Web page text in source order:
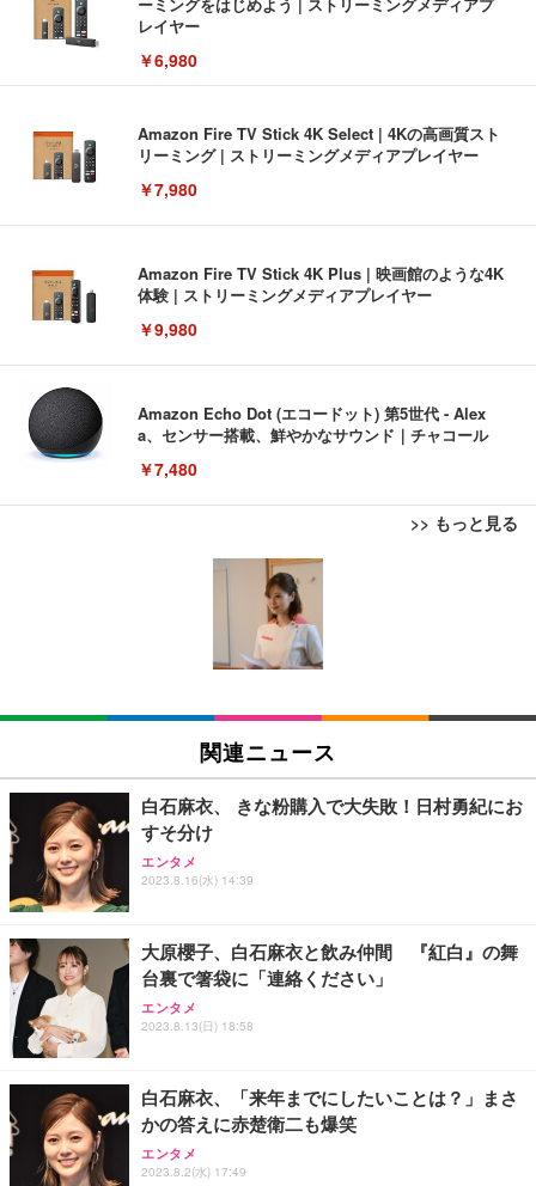
レイヤー
￥6,980
Amazon Fire TV Stick 4K Select | 4Kの高画質スト
リーミング | ストリーミングメディアプレイヤー
￥7,980
Amazon Fire TV Stick 4K Plus | 映画館のような4K
体験 | ストリーミングメディアプレイヤー
￥9,980
Amazon Echo Dot (エコードット) 第5世代 - Alex
a、センサー搭載、鮮やかなサウンド｜チャコール
￥7,480
>> もっと見る
[EdoErgo] オフィスチェア 椅子 テレワーク 疲れな
い 跳ね上げ式アームレスト コンパクト 約105度ロッ
キング pc 事務椅子 360度回転 座面昇降 強化ナイロ
ン樹脂ベース 通気性メッシュ 在宅ワーク H-WY01
(黒網+黒枠+黒足)
SIHOO B100 オフィスチェア／デスクチェア メッシ
ュチェア 人間工学 疲れない ブラック
￥27,999
Sezlife オフィスチェア デスクチェア 疲れない テレ
ワーク チェア 強化バックレスト 30度ロッキング機
能 人間工学 椅子 腰サポート 90度跳ね上げ式アーム
ョン PCチェア 通気性メッシュ ゲーミング/勉強/事
務用 おしゃれ パソコンチェア (ブラック)
Sezlife オフィスチェア デスクチェア 疲れない テレ
ワーク チェア 強化バックレスト 30度ロッキング機
能 人間工学 椅子 腰サポート 90度跳ね上げ式アーム
務用 おしゃれ パソコンチェア (ホワイト)
ANDWINT オフィスチェア デスクチェア 肘なし メ
ッシュ 通気性 ランバーサポート付き 腰サポート ガ
ス圧無段階昇降 360度回転 キャスター付き コンパク
EIZO ビジネス向けプレミアムモニター | FlexScan
EV3240X-WT | 31.5型4K UHD・USB Type-C・ホワ
EIZO ビジネス向けプレミアムモニター | FlexScan
￥109,572
【純正品】27"ゲーミングモニター DualSense 充電
フック付き（CFI-ZDM1J）
【整備済み品】Dell E2724HS 27インチ 液晶モニタ
ー フルHD（1920×1080）VA 非光沢 HDMI/DisplayP
ort/VGA スピーカー内蔵 高さ調整 スイベル VESA対
【MiniLED/24.5inch/280Hz/FHD】GRAPHT THE S
HOOTER Gaming Monitor 24” Essential ゲーミン
グモニター QD 24.5インチ 1ms FHD 量子ドット 残
Amazonベーシック ペットシーツ 薄型 レギュラー 1
回使い捨て 無香料 ホワイト 300枚
Amazonベーシック ペットシーツ 厚型 ワイド 42枚
x2袋(84枚) ホワイト(吸収面:ライトブルー)
￥3,234
ネオ・ルーライフ ネオ・オムツ L 中型犬用 26枚入
り 単品
Smart Basic(スマートベーシック) 【Amazon.co.jp
限定】 Smart Basic アイリスオーヤマ ペットシーツ
超厚型 お徳用 ワイド 100枚入 (x 1) (ケース販売)
アイリスオーヤマ ペットシーツ 超厚型 お徳用 レギ
ュラー 200枚入【Amazon.co.jp限定】
関連ニュース
白石麻衣、 きな粉購入で大失敗！日村勇紀にお
すそ分け
エンタメ
2023.8.16(水) 14:39
大原櫻子、白石麻衣と飲み仲間 『紅白』の舞
台裏で箸袋に「連絡ください」
エンタメ
2023.8.13(日) 18:58
白石麻衣、「来年までにしたいことは？」まさ
かの答えに赤楚衛二も爆笑
エンタメ
2023.8.2(水) 17:49